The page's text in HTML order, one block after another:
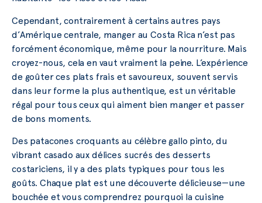
Cependant, contrairement à certains autres pays
d’Amérique centrale, manger au Costa Rica n’est pas
forcément économique, même pour la nourriture. Mais
croyez-nous, cela en vaut vraiment la peine. L’expérience
de goûter ces plats frais et savoureux, souvent servis
dans leur forme la plus authentique, est un véritable
régal pour tous ceux qui aiment bien manger et passer
de bons moments.
Des patacones croquants au célèbre gallo pinto, du
vibrant casado aux délices sucrés des desserts
costariciens, il y a des plats typiques pour tous les
goûts. Chaque plat est une découverte délicieuse—une
bouchée et vous comprendrez pourquoi la cuisine